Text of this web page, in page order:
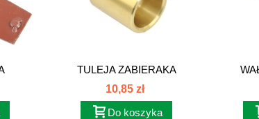
TULEJA ZABIERAKA
GŁOWICY...
10,85 zł
Do koszyka